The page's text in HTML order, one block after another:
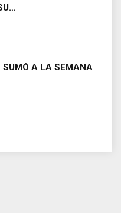
SUMÓ A LA SEMANA